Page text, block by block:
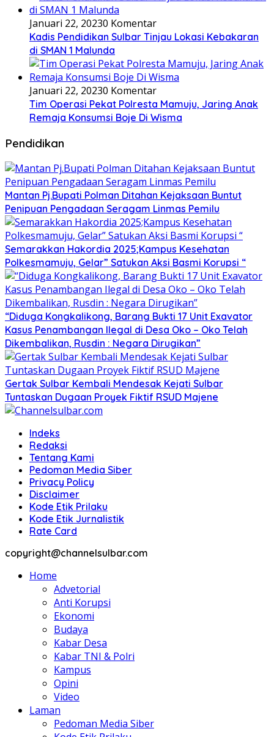
Januari 22, 20230 Komentar
Kadis Pendidikan Sulbar Tinjau Lokasi Kebakaran
di SMAN 1 Malunda
Januari 22, 20230 Komentar
Tim Operasi Pekat Polresta Mamuju, Jaring Anak
Remaja Konsumsi Boje Di Wisma
Pendidikan
Mantan Pj.Bupati Polman Ditahan Kejaksaan Buntut
Penipuan Pengadaan Seragam Linmas Pemilu
Semarakkan Hakordia 2025;Kampus Kesehatan
Polkesmamuju, Gelar” Satukan Aksi Basmi Korupsi “
“Diduga Kongkalikong, Barang Bukti 17 Unit Exavator
Kasus Penambangan Ilegal di Desa Oko – Oko Telah
Dikembalikan, Rusdin : Negara Dirugikan”
Gertak Sulbar Kembali Mendesak Kejati Sulbar
Tuntaskan Dugaan Proyek Fiktif RSUD Majene
Indeks
Redaksi
Tentang Kami
Pedoman Media Siber
Privacy Policy
Disclaimer
Kode Etik Prilaku
Kode Etik Jurnalistik
Rate Card
copyright@channelsulbar.com
Home
Advetorial
Anti Korupsi
Ekonomi
Budaya
Kabar Desa
Kabar TNI & Polri
Kampus
Opini
Video
Laman
Pedoman Media Siber